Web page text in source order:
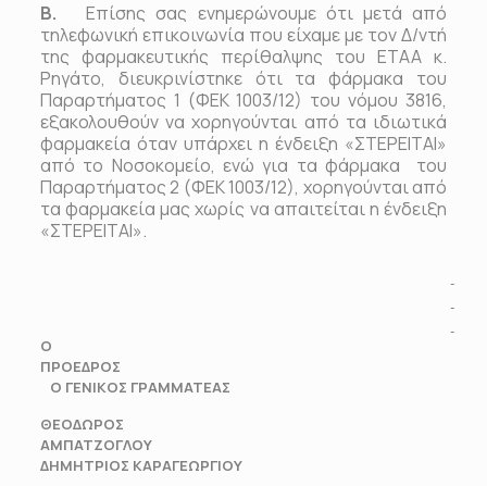
Β. Επίσης σας ενημερώνουμε ότι μετά από
τηλεφωνική επικοινωνία που είχαμε με τον Δ/ντή
της φαρμακευτικής περίθαλψης του ΕΤΑΑ κ.
Ρηγάτο, διευκρινίστηκε ότι τα φάρμακα του
Παραρτήματος 1 (ΦΕΚ 1003/12) του νόμου 3816,
εξακολουθούν να χορηγούνται από τα ιδιωτικά
φαρμακεία όταν υπάρχει η ένδειξη «ΣΤΕΡΕΙΤΑΙ»
από το Νοσοκομείο, ενώ για τα φάρμακα του
Παραρτήματος 2 (ΦΕΚ 1003/12), χορηγούνται από
τα φαρμακεία μας χωρίς να απαιτείται η ένδειξη
«ΣΤΕΡΕΙΤΑΙ».
Ο
Ο ΓΕΝΙΚΟΣ ΓΡΑΜΜΑΤΕΑΣ
ΘΕΟΔΩΡΟΣ
ΑΜΠΑΤΖΟΓΛΟΥ
ΔΗΜΗΤΡΙΟΣ ΚΑΡΑΓΕΩΡΓΙΟΥ